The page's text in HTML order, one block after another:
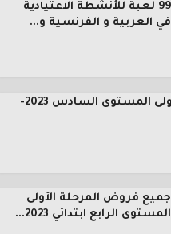
99 لعبة للأنشطة الاعتيادية
في العربية و الفرنسية و...
جميع فروض المرحلة الأولى المستوى السادس 2023-
جميع فروض المرحلة الأولى
المستوى الرابع ابتدائي 2023...